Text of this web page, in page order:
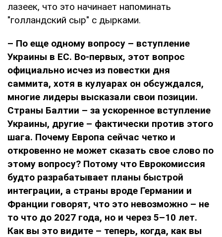
лазеек, что это начинает напоминать
"голландский сыр" с дырками.
– По еще одному вопросу – вступление
Украины в ЕС. Во-первых, этот вопрос
официально исчез из повестки дня
саммита, хотя в кулуарах он обсуждался,
многие лидеры высказали свои позиции.
Страны Балтии – за ускоренное вступление
Украины, другие – фактически против этого
шага. Почему Европа сейчас четко и
откровенно не может сказать свое слово по
этому вопросу? Потому что Еврокомиссия
будто разрабатывает планы быстрой
интеграции, а страны вроде Германии и
Франции говорят, что это невозможно – не
то что до 2027 года, но и через 5–10 лет.
Как вы это видите – теперь, когда, как вы